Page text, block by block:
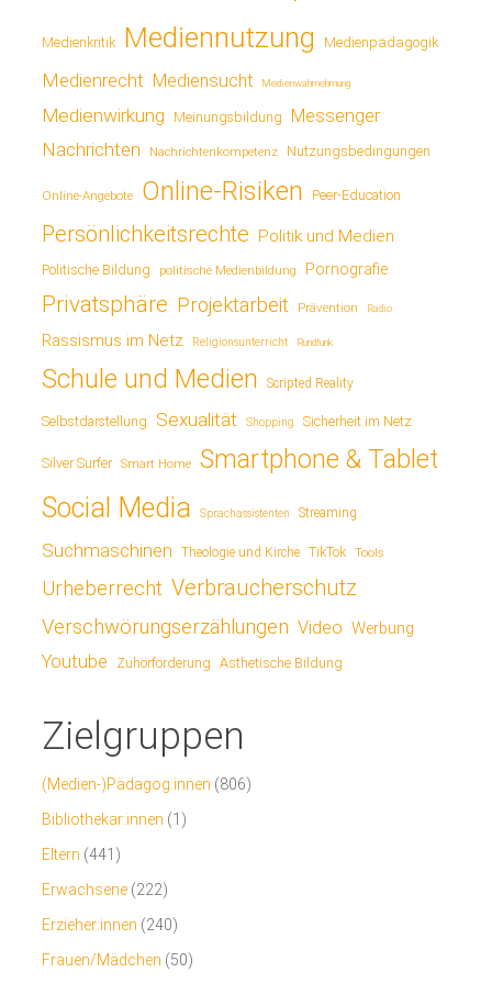
Medienkritik Mediennutzung Medienpädagogik
Medienrecht Mediensucht Medienwahrnehmung
Medienwirkung Meinungsbildung Messenger
Nachrichten Nachrichtenkompetenz Nutzungsbedingungen
Online-Angebote Online-Risiken Peer-Education
Persönlichkeitsrechte Politik und Medien
Politische Bildung politische Medienbildung Pornografie
Privatsphäre Projektarbeit Prävention Radio
Rassismus im Netz Religionsunterricht Rundfunk
Schule und Medien Scripted Reality
Selbstdarstellung Sexualität Shopping Sicherheit im Netz
Silver Surfer Smart Home Smartphone & Tablet
Social Media Sprachassistenten Streaming
Suchmaschinen Theologie und Kirche TikTok Tools
Urheberrecht Verbraucherschutz
Verschwörungserzählungen Video Werbung
Youtube Zuhörförderung Ästhetische Bildung
Zielgruppen
(Medien-)Pädagog:innen (806)
Bibliothekar:innen (1)
Eltern (441)
Erwachsene (222)
Erzieher:innen (240)
Frauen/Mädchen (50)